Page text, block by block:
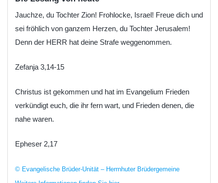
Jauchze, du Tochter Zion! Frohlocke, Israel! Freue dich und
sei fröhlich von ganzem Herzen, du Tochter Jerusalem!
Denn der HERR hat deine Strafe weggenommen.
Zefanja 3,14-15
Christus ist gekommen und hat im Evangelium Frieden
verkündigt euch, die ihr fern wart, und Frieden denen, die
nahe waren.
Epheser 2,17
© Evangelische Brüder-Unität – Herrnhuter Brüdergemeine